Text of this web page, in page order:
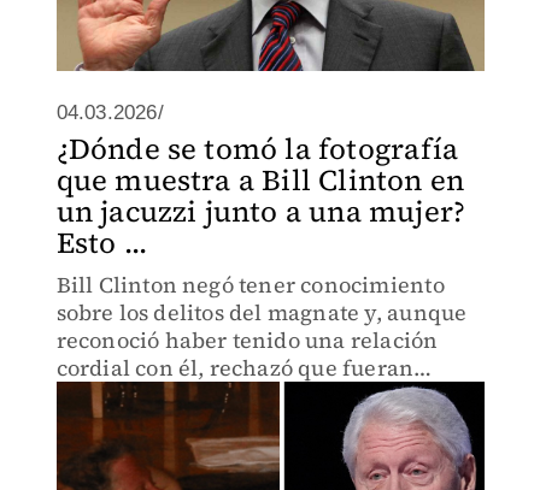
04.03.2026/
¿Dónde se tomó la fotografía
que muestra a Bill Clinton en
un jacuzzi junto a una mujer?
Esto ...
Bill Clinton negó tener conocimiento
sobre los delitos del magnate y, aunque
reconoció haber tenido una relación
cordial con él, rechazó que fueran
amigos.